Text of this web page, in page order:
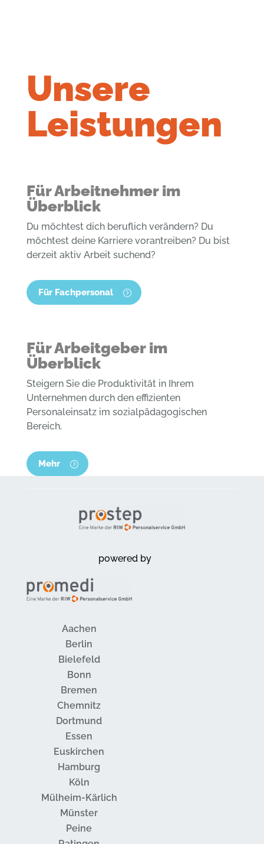
Unsere
Leistungen
Für Arbeitnehmer im
Überblick
Du möchtest dich beruflich verändern? Du
möchtest deine Karriere vorantreiben? Du bist
derzeit aktiv Arbeit suchend?
Für Fachpersonal
Für Arbeitgeber im
Überblick
Steigern Sie die Produktivität in Ihrem
Unternehmen durch den effizienten
Personaleinsatz im sozialpädagogischen
Bereich.
Mehr
powered by
Aachen
Berlin
Bielefeld
Bonn
Bremen
Chemnitz
Dortmund
Essen
Euskirchen
Hamburg
Köln
Mülheim-Kärlich
Münster
Peine